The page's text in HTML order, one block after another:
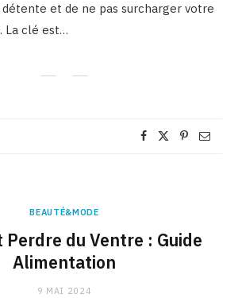
et de ne pas surcharger votre
La clé est…
BEAUTÉ&MODE
Perdre du Ventre : Guide
Alimentation
9 MAI 2024